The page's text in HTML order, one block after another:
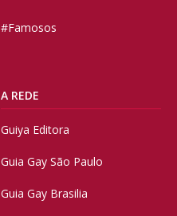
#Famosos
A REDE
Guiya Editora
Guia Gay São Paulo
Guia Gay Brasilia